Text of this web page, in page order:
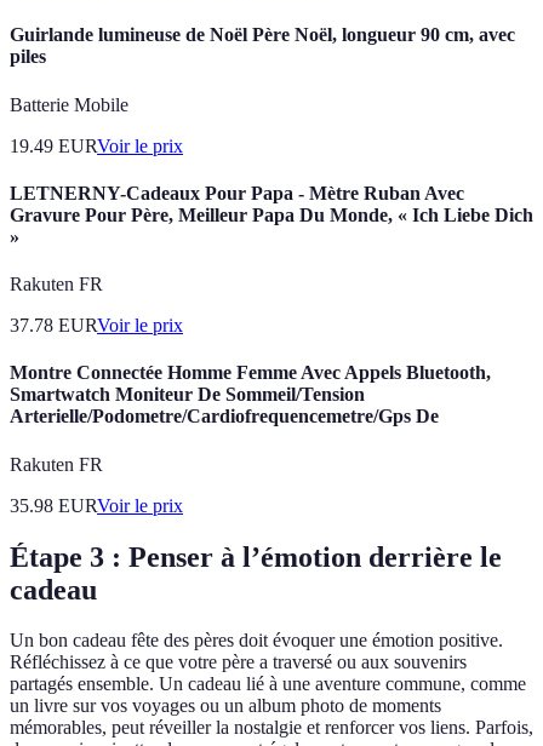
Guirlande lumineuse de Noël Père Noël, longueur 90 cm, avec
piles
Batterie Mobile
19.49 EURVoir le prix
LETNERNY-Cadeaux Pour Papa - Mètre Ruban Avec
Gravure Pour Père, Meilleur Papa Du Monde, « Ich Liebe Dich
»
Rakuten FR
37.78 EURVoir le prix
Montre Connectée Homme Femme Avec Appels Bluetooth,
Smartwatch Moniteur De Sommeil/Tension
Arterielle/Podometre/Cardiofrequencemetre/Gps De
Rakuten FR
35.98 EURVoir le prix
Étape 3 : Penser à l’émotion derrière le
cadeau
Un bon cadeau fête des pères doit évoquer une émotion positive.
Réfléchissez à ce que votre père a traversé ou aux souvenirs
partagés ensemble. Un cadeau lié à une aventure commune, comme
un livre sur vos voyages ou un album photo de moments
mémorables, peut réveiller la nostalgie et renforcer vos liens. Parfois,